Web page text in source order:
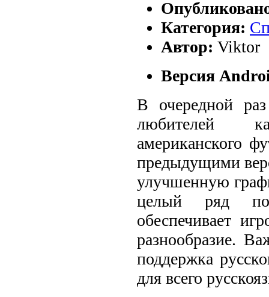
Категория:
Автор: Viktor
Версия
В очередной
любителей
американского
предыдущими
улучшенную
целый ряд
обеспечивает
разнообразие.
поддержка
для всего